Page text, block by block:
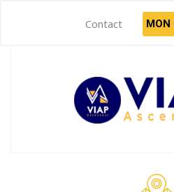
Contact MON